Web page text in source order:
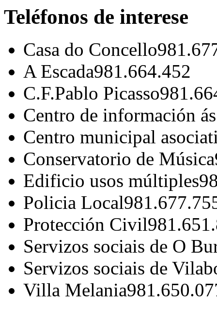
Teléfonos de interese
Casa do Concello
A Escada981.664.452
C.F.Pablo Picasso
Centro de información
Centro municipal
Conservatorio de Música
Edificio usos múltiples
Policia Local
Protección Civil
Servizos sociais de O
Servizos sociais de
Villa Melania